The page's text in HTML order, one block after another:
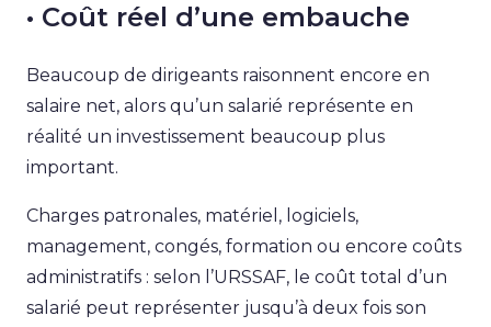
• Coût réel d’une embauche
Beaucoup de dirigeants raisonnent encore en
salaire net, alors qu’un salarié représente en
réalité un investissement beaucoup plus
important.
Charges patronales, matériel, logiciels,
management, congés, formation ou encore coûts
administratifs : selon l’URSSAF, le coût total d’un
salarié peut représenter jusqu’à deux fois son